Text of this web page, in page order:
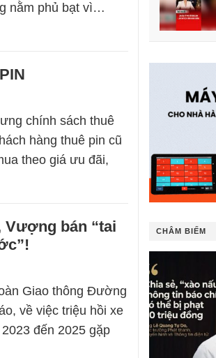
nằm phủ bạt vì…
chính sách thuê
hàng thuê pin cũ
theo giá ưu đãi,
Vượng bán “tai
Giao thông Đường
về việc triệu hồi xe
đến 2025 gặp
CHÂM BIẾM